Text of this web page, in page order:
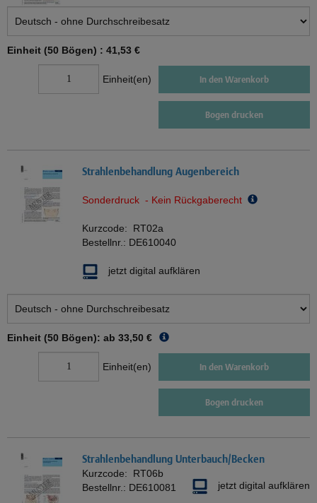
Einheit (50 Bögen) : 41,53 €
Einheit(en) In den Warenkorb
Bogen drucken
Strahlenbehandlung Augenbereich
Sonderdruck - Kein Rückgaberecht
Kurzcode: RT02a
Bestellnr.: DE610040
jetzt digital aufklären
Einheit (50 Bögen): ab 33,50 €
Einheit(en) In den Warenkorb
Bogen drucken
Strahlenbehandlung Unterbauch/Becken
Kurzcode: RT06b
Bestellnr.: DE610081 jetzt digital aufklären